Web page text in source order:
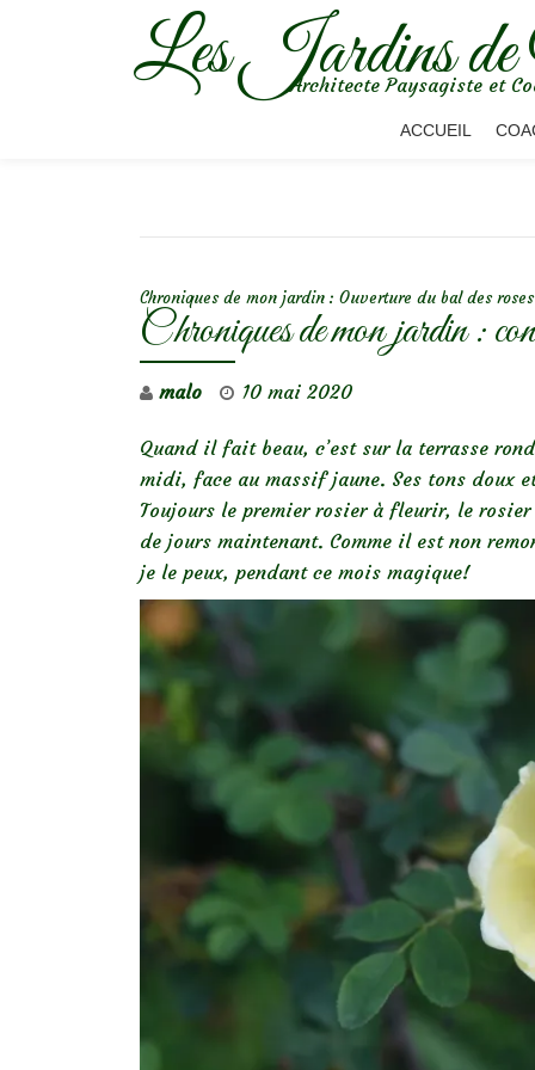
Les Jardins
Architecte Paysagiste et
ACCUEIL
Chroniques de mon jardin : Ouverture du bal des
Chroniques de mon jardin :
malo 10 mai 2020
Quand il fait beau, c’est sur la terrasse
midi, face au massif jaune. Ses tons doux
Toujours le premier rosier à fleurir, le
de jours maintenant. Comme il est non
je le peux, pendant ce mois magique!